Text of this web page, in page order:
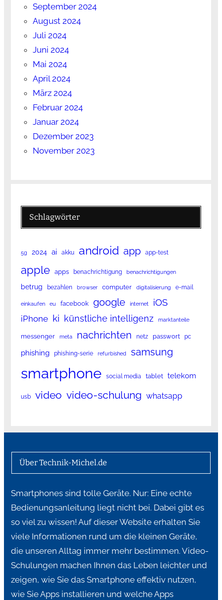
September 2024
August 2024
Juli 2024
Juni 2024
Mai 2024
April 2024
März 2024
Februar 2024
Januar 2024
Dezember 2023
November 2023
Schlagwörter
5g 2024 ai akku android app app-test
apple apps benachrichtigung benachrichtigungen
betrug bezahlen browser computer digitalisierung e-mail
einkaufen eu facebook google internet iOS
iPhone ki künstliche intelligenz marktanteile
messenger meta nachrichten netz passwort pc
phishing phishing-serie refurbished samsung
smartphone social media tablet telekom
usb video video-schulung whatsapp
Über Technik-Michel.de
Smartphones sind tolle Geräte. Nur: Eine echte
Bedienungsanleitung liegt nicht bei. Dabei gibt es
so viel zu wissen! Auf dieser Website erhalten Sie
viele Informationen rund um die kleinen Geräte,
die unseren Alltag immer mehr bestimmen. Video-
Schulungen machen Ihnen das Leben leichter und
zeigen, wie Sie das Smartphone effektiv nutzen,
wie Sie Apps installieren und welche Apps